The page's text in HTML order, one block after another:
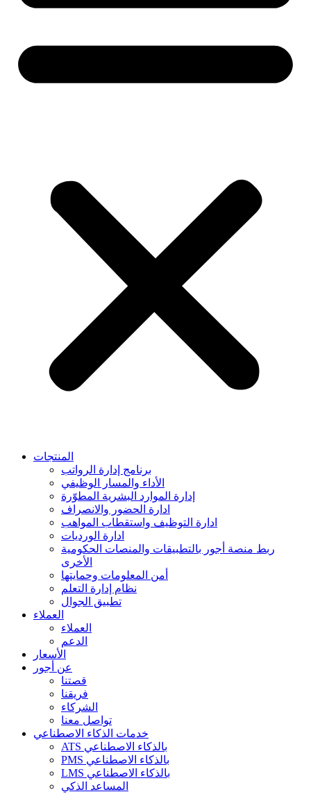
المنتجات
برنامج إدارة الرواتب
الأداء والمسار الوظيفي
إدارة الموارد البشرية المطوّرة
ادارة الحضور والانصراف
ادارة التوظيف واستقطاب المواهب
ادارة الورديات
ربط منصة أجور بالتطبيقات والمنصات الحكومية
الأخرى
أمن المعلومات وحمايتها
نظام إدارة التعلم
تطبيق الجوال
العملاء
العملاء
الدعم
الأسعار
عن أجور
قصتنا
فريقنا
الشركاء
تواصل معنا
خدمات الذكاء الاصطناعي
ATS بالذكاء الاصطناعي
PMS بالذكاء الاصطناعي
LMS بالذكاء الاصطناعي
المساعد الذكي